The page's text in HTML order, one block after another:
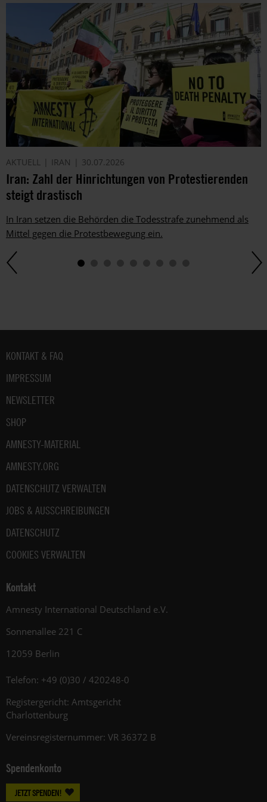
AKTUELL IRAN 30.07.2026
Iran: Zahl der Hinrichtungen von Protestierenden
steigt drastisch
In Iran setzen die Behörden die Todesstrafe zunehmend als
Mittel gegen die Protestbewegung ein.
Fußbereich
KONTAKT & FAQ
IMPRESSUM
NEWSLETTER
SHOP
AMNESTY-MATERIAL
AMNESTY.ORG
DATENSCHUTZ VERWALTEN
JOBS & AUSSCHREIBUNGEN
DATENSCHUTZ
COOKIES VERWALTEN
Kontakt
Amnesty International Deutschland e.V.
Sonnenallee 221 C
12059 Berlin
Telefon: +49 (0)30 / 420248-0
Registergericht: Amtsgericht
Charlottenburg
Vereinsregisternummer: VR 36372 B
Spendenkonto
JETZT SPENDEN!